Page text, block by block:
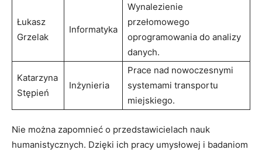
Łukasz
Grzelak
Informatyka
Wynalezienie
przełomowego
oprogramowania do analizy
danych.
Katarzyna
Stępień
Inżynieria
Prace nad nowoczesnymi
systemami transportu
miejskiego.
Nie można zapomnieć o przedstawicielach nauk
humanistycznych. Dzięki ich pracy umysłowej i badaniom